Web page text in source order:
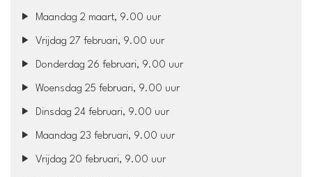
Maandag 2 maart, 9.00 uur
Vrijdag 27 februari, 9.00 uur
Donderdag 26 februari, 9.00 uur
Woensdag 25 februari, 9.00 uur
Dinsdag 24 februari, 9.00 uur
Maandag 23 februari, 9.00 uur
Vrijdag 20 februari, 9.00 uur